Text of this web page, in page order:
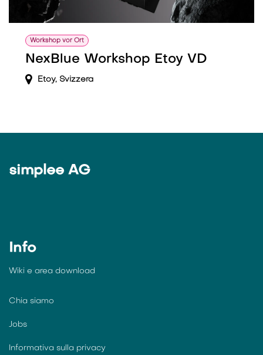
Workshop vor Ort
NexBlue Workshop Etoy VD
Etoy, Svizzera
simplee AG
Info
Wiki e area download
Chia siamo
Jobs
Informativa sulla privacy